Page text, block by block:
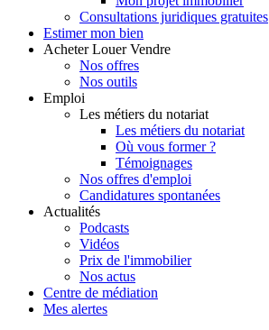
Consultations juridiques gratuites
Estimer mon bien
Acheter Louer Vendre
Nos offres
Nos outils
Emploi
Les métiers du notariat
Les métiers du notariat
Où vous former ?
Témoignages
Nos offres d'emploi
Candidatures spontanées
Actualités
Podcasts
Vidéos
Prix de l'immobilier
Nos actus
Centre de médiation
Mes alertes